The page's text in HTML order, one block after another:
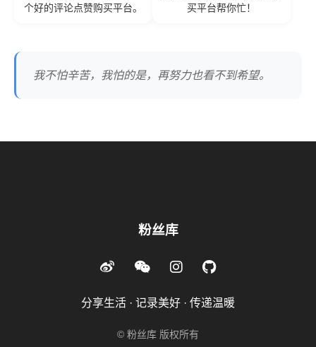
个好的评论点赞购买平台。
买平台帮你忙！
我不怕辛苦，我怕的是，再努力也看不到希望。
粉丝库
分享生活 · 记录美好 · 传递温暖
© 粉丝库 版权所有